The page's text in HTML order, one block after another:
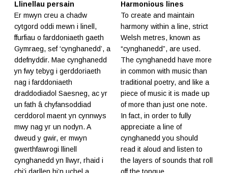
Llinellau persain
Er mwyn creu a chadw
cytgord oddi mewn i linell,
ffurfiau o farddoniaeth gaeth
Gymraeg, sef ‘cynghanedd’, a
ddefnyddir. Mae cynghanedd
yn fwy tebyg i gerddoriaeth
nag i farddoniaeth
draddodiadol Saesneg, ac yr
un fath â chyfansoddiad
cerddorol maent yn cynnwys
mwy nag yr un nodyn. A
dweud y gwir, er mwyn
gwerthfawrogi llinell
cynghanedd yn llwyr, rhaid i
chi’i darllen hi’n uchel a
Harmonious lines
To create and maintain
harmony within a line, strict
Welsh metres, known as
“cynghanedd”, are used.
The cynghanedd have more
in common with music than
traditional poetry, and like a
piece of music it is made up
of more than just one note.
In fact, in order to fully
appreciate a line of
cynghanedd you should
read it aloud and listen to
the layers of sounds that roll
off the tongue.